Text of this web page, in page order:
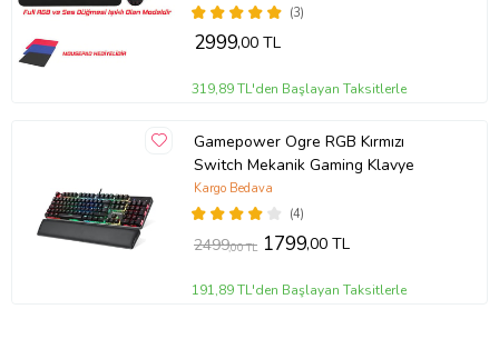
(3)
2999,00 TL
319,89 TL'den Başlayan Taksitlerle
Gamepower Ogre RGB Kırmızı
Switch Mekanik Gaming Klavye
(4)
Kargo Bedava
2499,00 TL 1799,00 TL
191,89 TL'den Başlayan Taksitlerle